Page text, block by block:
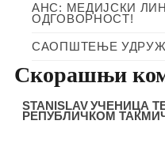
АНС: МЕДИЈСКИ
ОДГОВОРНОСТ!
САОПШТЕЊЕ
Скорашњи
STANISLAVУЧЕНИЦА
РЕПУБЛИЧКОМ